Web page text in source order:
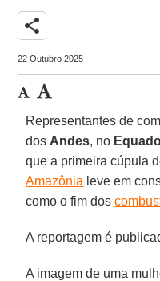
share
22 Outubro 2025
Representantes de
dos Andes, no
que a primeira cúpula
Amazônia leve em
como o fim dos
A reportagem é
A imagem de uma